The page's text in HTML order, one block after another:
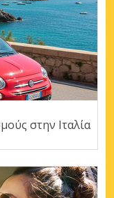
στην Ιταλία